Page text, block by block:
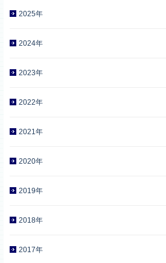
2025年
2024年
2023年
2022年
2021年
2020年
2019年
2018年
2017年